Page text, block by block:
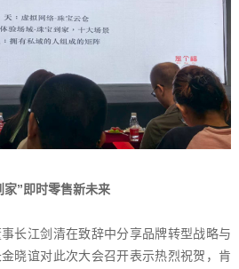
”即时零售新未来
长江剑清在致辞中分享品牌转型战略与
晓谊对此次大会召开表示热烈祝贺，肯